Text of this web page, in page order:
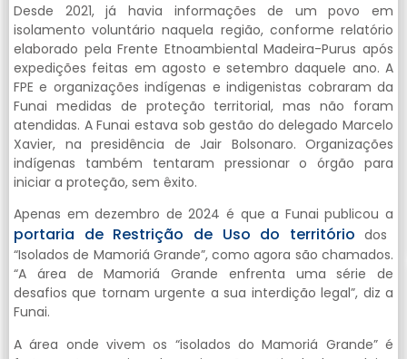
Desde 2021, já havia informações de um povo em
isolamento voluntário naquela região, conforme relatório
elaborado pela Frente Etnoambiental Madeira-Purus após
expedições feitas em agosto e setembro daquele ano. A
FPE e organizações indígenas e indigenistas cobraram da
Funai medidas de proteção territorial, mas não foram
atendidas. A Funai estava sob gestão do delegado Marcelo
Xavier, na presidência de Jair Bolsonaro. Organizações
indígenas também tentaram pressionar o órgão para
iniciar a proteção, sem êxito.
Apenas em dezembro de 2024 é que a Funai publicou a
portaria de Restrição de Uso do território dos
“Isolados de Mamoriá Grande”, como agora são chamados.
“A área de Mamoriá Grande enfrenta uma série de
desafios que tornam urgente a sua interdição legal”, diz a
Funai.
A área onde vivem os “isolados do Mamoriá Grande” é